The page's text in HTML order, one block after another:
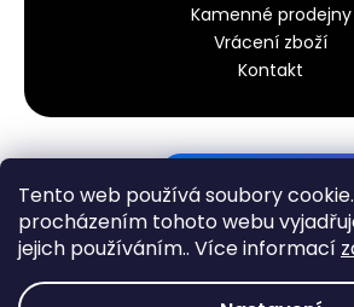
Tento web používá soubory
procházením tohoto webu
jejich používáním.. Více informací
Kamenné prodejny
Vrácení zboží
Kontakt